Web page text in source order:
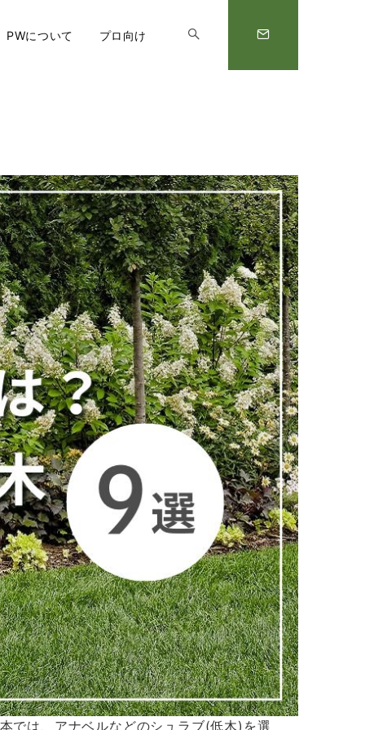
PWについて プロ向け
では、アナベルなどのシュラブ(低木)を選